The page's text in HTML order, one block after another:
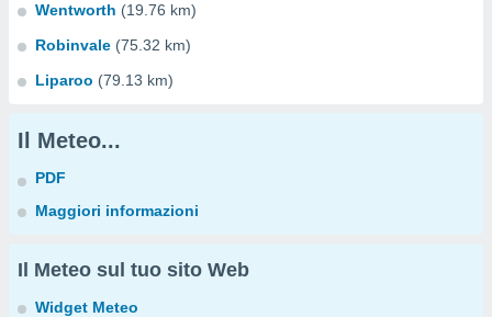
Wentworth (19.76 km)
Robinvale (75.32 km)
Liparoo (79.13 km)
Il Meteo...
PDF
Maggiori informazioni
Il Meteo sul tuo sito Web
Widget Meteo